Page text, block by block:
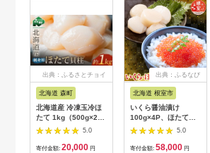
出典：ふるさとチョイ
北海道 森町
北海道産 冷凍玉冷ほ
たて 1kg（500g×2）
＜海鮮問屋 株式会
社 瑞宝＞ 小分け 森
町 帆立 海産物 魚貝類
5.0
寄付金額: 20,000 円
出典：ふるなび
北海道 根室市
いくら醤油漬け
100g×4P、ほたて貝
柱500g×2P D-70036
5.0
寄付金額: 58,000 円